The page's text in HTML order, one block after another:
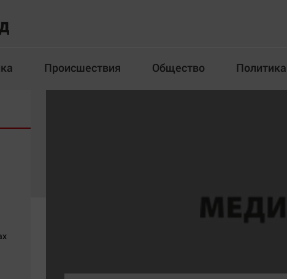
Происшествия Общество Политика
темы